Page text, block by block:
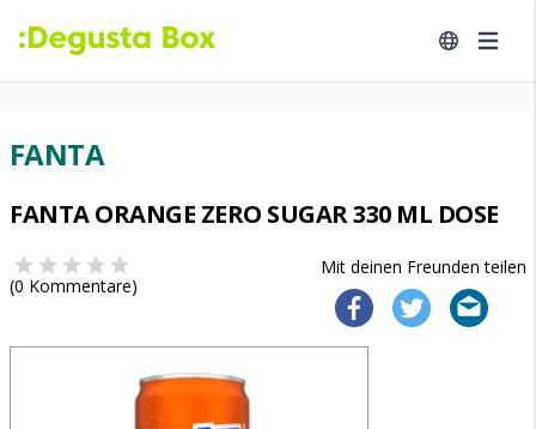
FANTA
FANTA ORANGE ZERO SUGAR 330 ML DOSE
Mit deinen Freunden teilen
(0 Kommentare)